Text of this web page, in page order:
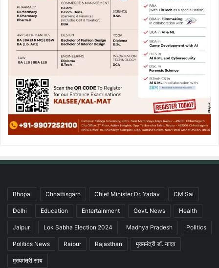
Bhopal Chhattisgarh Chief Minister Dr. Yadav CM Sai
Delhi Education Entertainment Govt. News Health
Jaipur Lok Sabha Election 2024 Madhya Pradesh Politics
Politics News Raipur Rajasthan मुख्यमंत्री डॉ. यादव
मुख्यमंत्री साय